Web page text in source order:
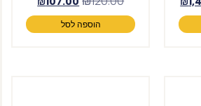
הוספה לסל